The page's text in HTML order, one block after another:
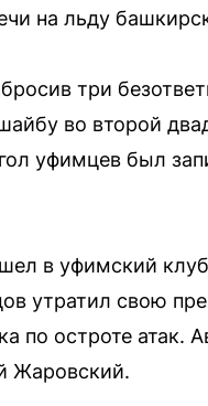
на льду
три
во второй
уфимцев был
в уфимский
утратил свою
по остроте атак.
Жаровский.